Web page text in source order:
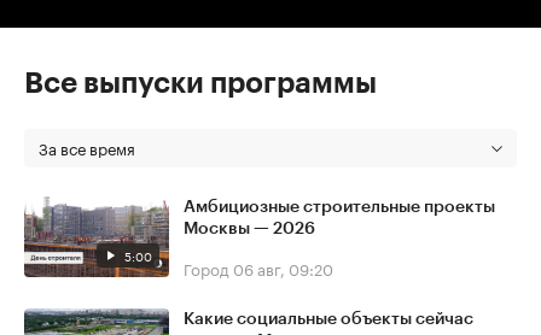
Все выпуски программы
За все время
5:00
Амбициозные строительные проекты
Москвы — 2026
Город 06 авг, 09:20
Какие социальные объекты сейчас